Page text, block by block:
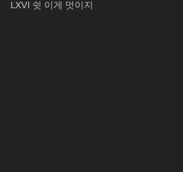
LXVI 쉿 이게 멋이지